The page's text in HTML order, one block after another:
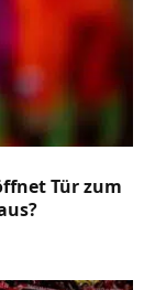
Tür zum